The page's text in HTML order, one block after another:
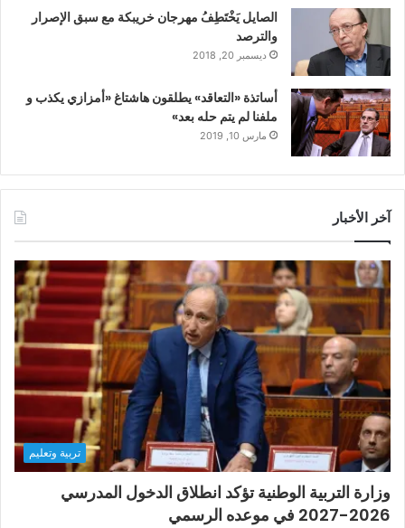
الصايل يَخْتَطِفُ مهرجان خريبكة مع سبق الإصرار
والترصد
ديسمبر 20, 2018
أساتذة «التعاقد» يطلقون هاشتاغ «أمزازي يكذب و
ملفنا لم يتم حله بعد»
مارس 10, 2019
آخر الأخبار
تربية وتعليم
وزارة التربية الوطنية تؤكد انطلاق الدخول المدرسي
2026-2027 في موعده الرسمي